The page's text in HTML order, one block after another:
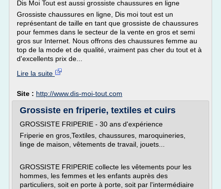
Dis Moi Tout est aussi grossiste chaussures en ligne
Grossiste chaussures en ligne, Dis moi tout est un
représentant de taille en tant que grossiste de chaussures
pour femmes dans le secteur de la vente en gros et semi
gros sur Internet. Nous offrons des chaussures femme au
top de la mode et de qualité, vraiment pas cher du tout et à
d'excellents prix de...
Lire la suite
Site : http://www.dis-moi-tout.com
Grossiste en friperie, textiles et cuirs
GROSSISTE FRIPERIE - 30 ans d'expérience
Friperie en gros,Textiles, chaussures, maroquineries,
linge de maison, vêtements de travail, jouets...
GROSSISTE FRIPERIE collecte les vêtements pour les
hommes, les femmes et les enfants auprès des
particuliers, soit en porte à porte, soit par l'intermédiaire